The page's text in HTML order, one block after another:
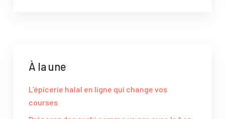
À la une
L’épicerie halal en ligne qui change vos
courses